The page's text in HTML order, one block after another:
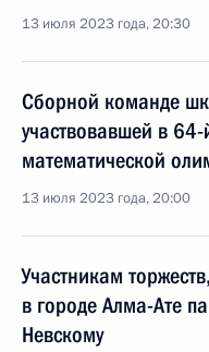
13 июля 2023 года, 20:30
Сборной команде
участвовавшей в
математической
13 июля 2023 года, 20:00
Участникам
в городе Алма-Ате
Невскому